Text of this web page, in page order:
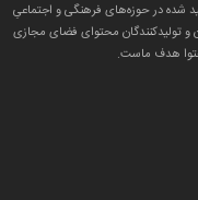
شده در حوزه‌های فرهنگی و اجتماعیِ
و تولید‌کنندگان محتوای فضای مجازی
هدف ماست.